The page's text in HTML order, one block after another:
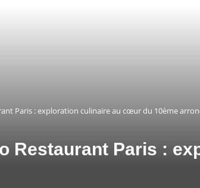
Paris : exploration culinaire au cœur du 10ème
Restaurant Paris :